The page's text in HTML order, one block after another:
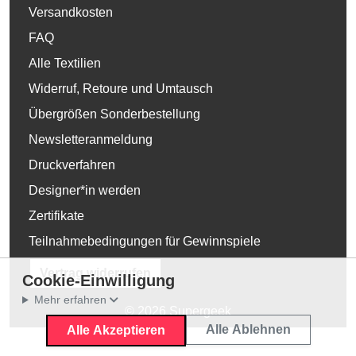
Versandkosten
FAQ
Alle Textilien
Widerruf, Retoure und Umtausch
Übergrößen Sonderbestellung
Newsletteranmeldung
Druckverfahren
Designer*in werden
Zertifikate
Teilnahmebedingungen für Gewinnspiele
Vertrag widerrufen
Cookie-Einwilligung
Mehr erfahren
Alle Akzeptieren Alle Ablehnen